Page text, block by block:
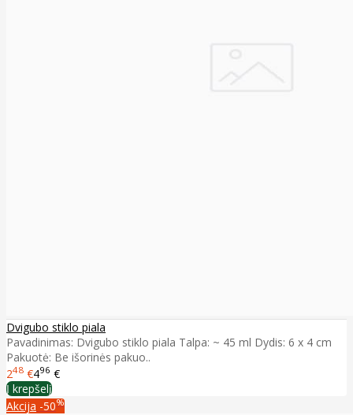
Dvigubo stiklo piala
Pavadinimas: Dvigubo stiklo piala Talpa: ~ 45 ml Dydis: 6 x 4 cm
Pakuotė: Be išorinės pakuo..
248 €496 €
Į krepšelį
Akcija -50%